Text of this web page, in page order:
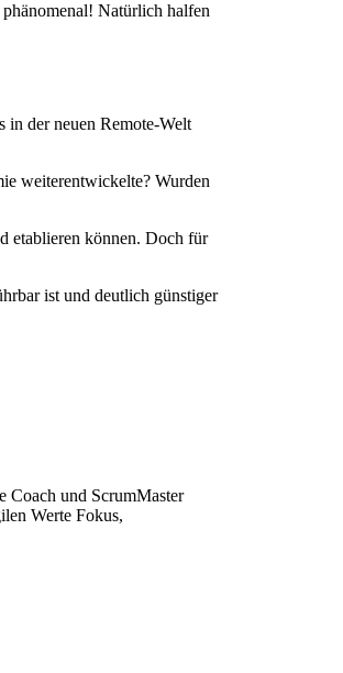
Natürlich halfen
in der neuen Remote-Welt
weiterentwickelte? Wurden
etablieren können. Doch für
ist und deutlich günstiger
Coach und ScrumMaster
Werte Fokus,